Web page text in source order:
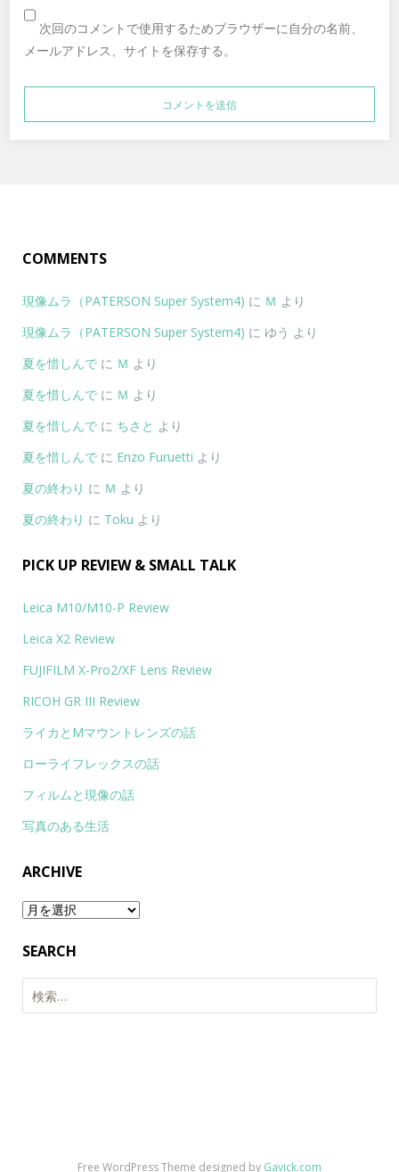
次回のコメントで使用するためブラウザーに自分の名前、
メールアドレス、サイトを保存する。
COMMENTS
現像ムラ（PATERSON Super System4) に Ｍ より
現像ムラ（PATERSON Super System4) に ゆう より
夏を惜しんで に Ｍ より
夏を惜しんで に Ｍ より
夏を惜しんで に ちさと より
夏を惜しんで に Enzo Furuetti より
夏の終わり に Ｍ より
夏の終わり に Toku より
PICK UP REVIEW & SMALL TALK
Leica M10/M10-P Review
Leica X2 Review
FUJIFILM X-Pro2/XF Lens Review
RICOH GR III Review
ライカとMマウントレンズの話
ローライフレックスの話
フィルムと現像の話
写真のある生活
ARCHIVE
Archive
SEARCH
索:
Free WordPress Theme designed by Gavick.com